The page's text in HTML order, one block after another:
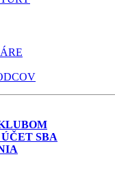
SBA